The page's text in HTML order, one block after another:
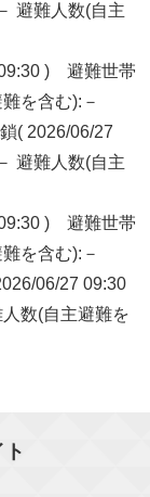
避難人数(自主
) 避難世帯
を含む):－
( 2026/06/27
避難人数(自主
) 避難世帯
を含む):－
06/27 09:30
数(自主避難を
課